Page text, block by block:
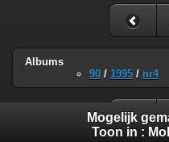
Albums
90 / 1995 / nr4
Mogelijk
Toon in :